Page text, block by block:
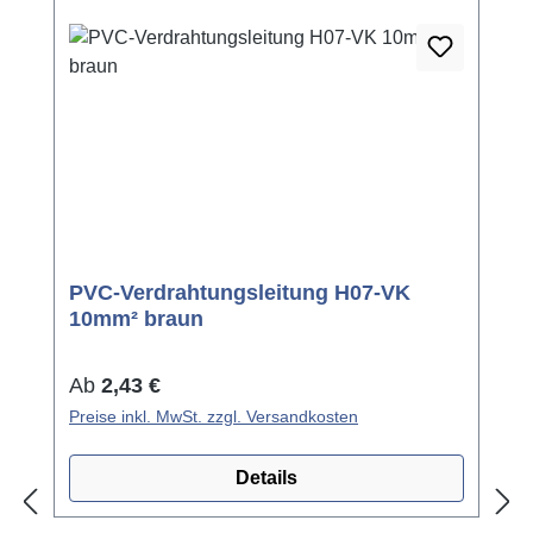
PVC-Verdrahtungsleitung H07-VK
10mm² braun
Regulärer Preis:
Ab 2,43 €
Preise inkl. MwSt. zzgl. Versandkosten
Details